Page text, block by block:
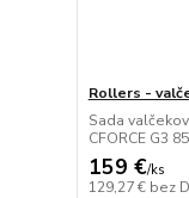
Rollers -
Sada
CFORCE G3
159 €/ks
129,27 € bez